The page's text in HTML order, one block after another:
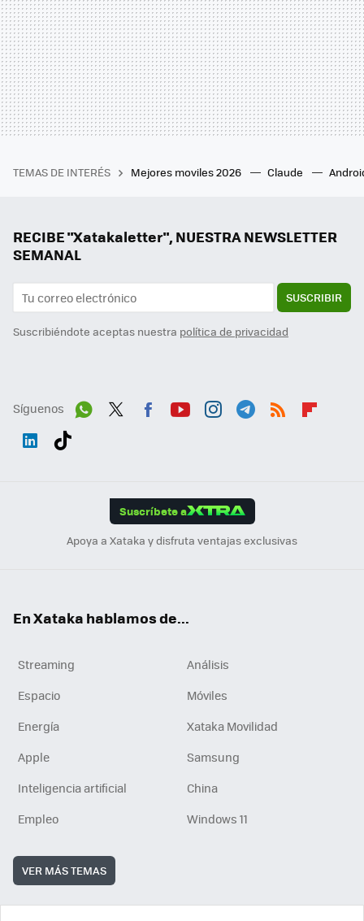
TEMAS DE INTERÉS Mejores moviles 2026 Claude
RECIBE "Xatakaletter", NUESTRA NEWSLETTER
SEMANAL
SUSCRIBIR
Suscribiéndote aceptas nuestra política de privacidad
Síguenos
Suscríbete a
Apoya a Xataka y disfruta ventajas exclusivas
En Xataka hablamos de...
Streaming
Análisis
Espacio
Móviles
Energía
Xataka Movilidad
Apple
Samsung
Inteligencia artificial
China
Empleo
Windows 11
VER MÁS TEMAS